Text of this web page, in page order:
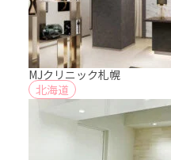
MJクリニック札幌
北海道